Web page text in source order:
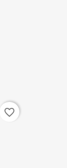
favorite_border